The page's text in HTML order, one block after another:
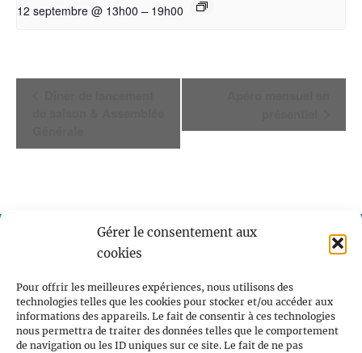
Gérer le consentement aux
cookies
Pour offrir les meilleures expériences, nous utilisons des
technologies telles que les cookies pour stocker et/ou accéder aux
informations des appareils. Le fait de consentir à ces technologies
nous permettra de traiter des données telles que le comportement
de navigation ou les ID uniques sur ce site. Le fait de ne pas
12 septembre @ 13h00 – 19h00
Voile et Croisière en Liberté
Centre LGBTQI+, 63 rue Beaubourg 75003 Paris